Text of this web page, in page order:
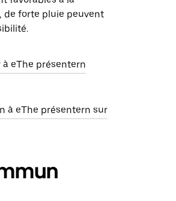
de forte pluie peuvent
eThe présentern
à eThe présentern sur